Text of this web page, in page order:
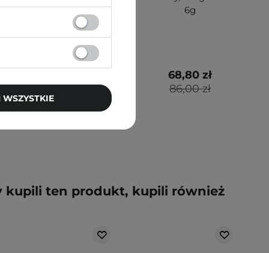
- RD03 Ambitious -
79,00 zł
6g
86,00 zł
68,80 zł
kupili ten produkt, kupili również